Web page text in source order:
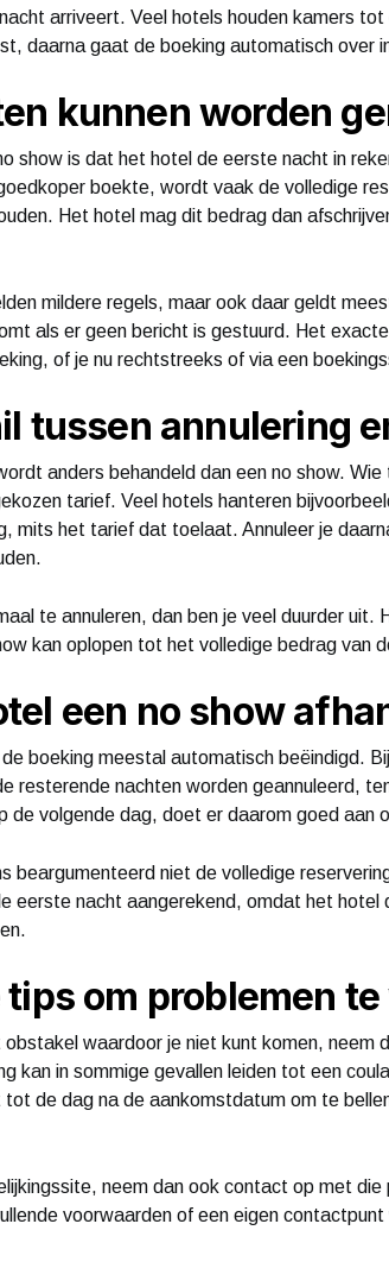
arriveert. Veel hotels houden kamers
daarna gaat de boeking automatisch over
kunnen worden
show is dat het hotel de eerste nacht in
boekte, wordt vaak de volledige
Het hotel mag dit bedrag dan
mildere regels, maar ook daar geldt
als er geen bericht is gestuurd. Het
of je nu rechtstreeks of via een
tussen annulering
anders behandeld dan een no show.
tarief. Veel hotels hanteren
mits het tarief dat toelaat. Annuleer je
te annuleren, dan ben je veel duurder uit.
kan oplopen tot het volledige bedrag van
een no show
boeking meestal automatisch beëindigd.
resterende nachten worden geannuleerd,
de volgende dag, doet er daarom goed aan
beargumenteerd niet de volledige
eerste nacht aangerekend, omdat het hotel
om problemen
obstakel waardoor je niet kunt komen, neem
kan in sommige gevallen leiden tot een
de dag na de aankomstdatum om te
neem dan ook contact op met
voorwaarden of een eigen